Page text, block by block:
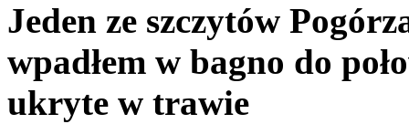
Jeden ze szczytów
wpadłem w bagno do
ukryte w trawie